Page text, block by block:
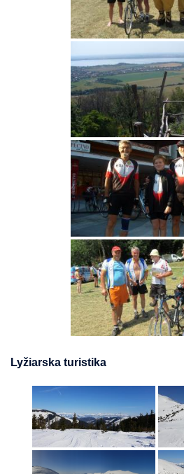
Lyžiarska turistika